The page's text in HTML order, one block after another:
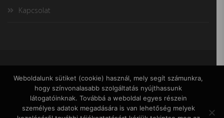
Kapcsolat
ÁSZF
SIMPLEPAY ADATTOVÁBBÍTÁSI
NYILATKOZAT
Weboldalunk sütiket (cookie) használ, mely segít számunkra,
hogy színvonalasabb szolgáltatás nyújthassunk
látogatóinknak. Továbbá a weboldal egyes részein
személyes adatok megadására is van lehetőség melyek